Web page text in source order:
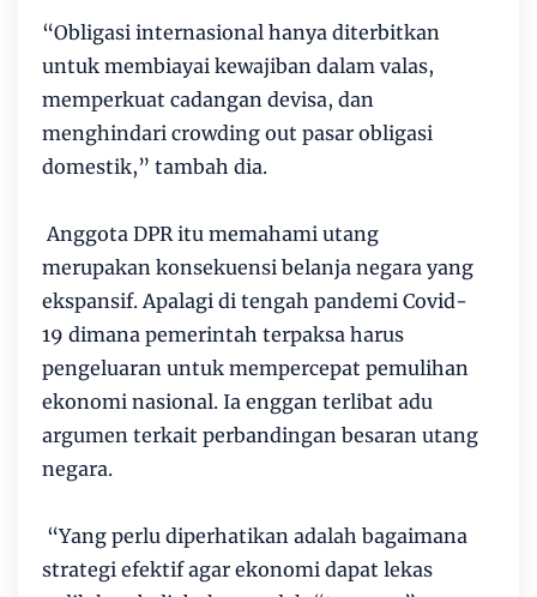
“Obligasi internasional hanya diterbitkan
untuk membiayai kewajiban dalam valas,
memperkuat cadangan devisa, dan
menghindari crowding out pasar obligasi
domestik,” tambah dia.
Anggota DPR itu memahami utang
merupakan konsekuensi belanja negara yang
ekspansif. Apalagi di tengah pandemi Covid-
19 dimana pemerintah terpaksa harus
pengeluaran untuk mempercepat pemulihan
ekonomi nasional. Ia enggan terlibat adu
argumen terkait perbandingan besaran utang
negara.
“Yang perlu diperhatikan adalah bagaimana
strategi efektif agar ekonomi dapat lekas